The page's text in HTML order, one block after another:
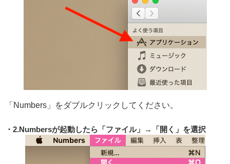
「Numbers」をダブルクリックしてください。
2.Numbersが起動したら「ファイル」→「開く」を選択